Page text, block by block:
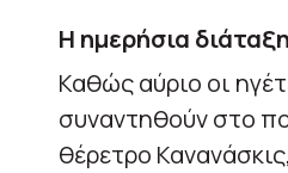
Η ημερήσια διάταξη
Καθώς αύριο οι
συναντηθούν στο
θέρετρο